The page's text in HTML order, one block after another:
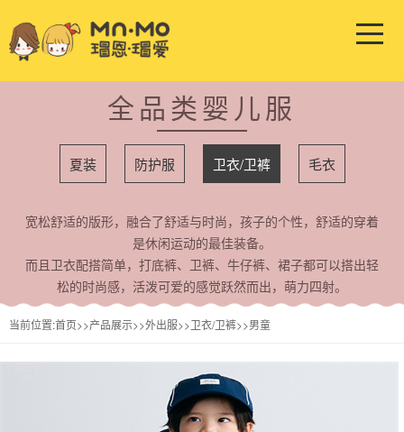
全品类婴儿服
夏装 防护服 卫衣/卫裤 毛衣
宽松舒适的版形，融合了舒适与时尚，孩子的个性，舒适的穿着
是休闲运动的最佳装备。
而且卫衣配搭简单，打底裤、卫裤、牛仔裤、裙子都可以搭出轻
松的时尚感，活泼可爱的感觉跃然而出，萌力四射。
当前位置:首页>>产品展示>>外出服>>卫衣/卫裤>>男童